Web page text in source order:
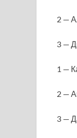
2 —
3 —
1 —
2 —
3 —